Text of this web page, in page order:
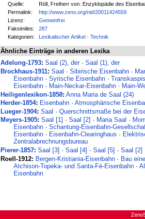
Quelle:
Röll, Freiherr von: Enzyklopädie des
Permalink:
http://www.zeno.org/nid/20011424559
Lizenz:
Gemeinfrei
Faksimiles:
287
Kategorien:
Lexikalischer Artikel ·Technik
Ähnliche Einträge in anderen Lexika
Adelung-1793: Saal (2), der·Saal (1), der
Brockhaus-1911: Saal ·Sibirische Eisenbahn ·
Eisenbahn· Syrische Eisenbahn·
Eisenbahn· Main-Neckar-Eisenbahn· Main-
Heiligenlexikon-1858: Anna Maria de Saal (24)
Herder-1854: Eisenbahn ·Atmosphärische
Lueger-1904: Saal ·Querschnittsmaße bei der
Meyers-1905: Saal [1] ·Saal [2] · Maria Saal ·
Eisenbahn· Schantung-Eisenbahn-
Eisenbahn· Eisenbahn-Clearinghaus ·
Zentralabrechnungsbureau
Pierer-1857: Saal [3] ·Saal [4] ·Saal [5] ·Saal [2]
Roell-1912: Bergen-Kristiania-Eisenbahn · Bau
Atchison-Topeka- und Santa-Fé-Eisenbahn·
Eisenbahn